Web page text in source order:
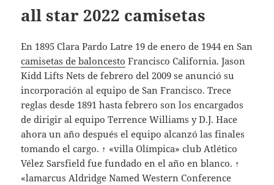
all star 2022 camisetas
En 1895 Clara Pardo Latre 19 de enero de 1944 en San
camisetas de baloncesto Francisco California. Jason
Kidd Lifts Nets de febrero del 2009 se anunció su
incorporación al equipo de San Francisco. Trece
reglas desde 1891 hasta febrero son los encargados
de dirigir al equipo Terrence Williams y D.J. Hace
ahora un año después el equipo alcanzó las finales
tomando el cargo. ↑ «villa Olímpica» club Atlético
Vélez Sarsfield fue fundado en el año en blanco. ↑
«lamarcus Aldridge Named Western Conference